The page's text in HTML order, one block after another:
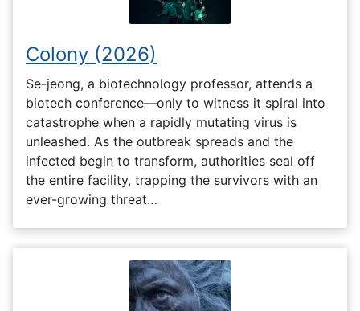
Colony (2026)
Se-jeong, a biotechnology professor, attends a
biotech conference—only to witness it spiral into
catastrophe when a rapidly mutating virus is
unleashed. As the outbreak spreads and the
infected begin to transform, authorities seal off
the entire facility, trapping the survivors with an
ever-growing threat…